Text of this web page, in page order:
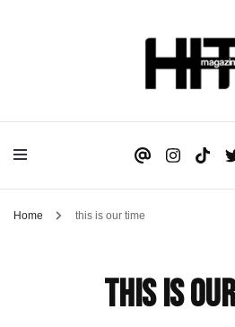
Home this is our time
this is